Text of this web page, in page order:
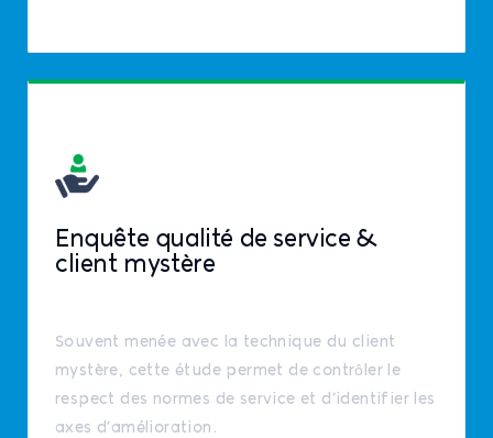
Enquête qualité de service &
client mystère
Souvent menée avec la technique du client
mystère, cette étude permet de contrôler le
respect des normes de service et d’identifier les
axes d’amélioration.